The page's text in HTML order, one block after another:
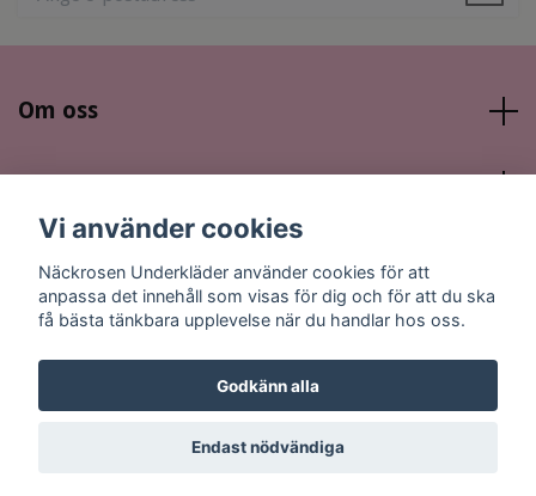
Om oss
Sociala medier
© 2026 Näckrosen Underkläder
Vi använder cookies
Näckrosen Underkläder använder cookies för att
anpassa det innehåll som visas för dig och för att du ska
få bästa tänkbara upplevelse när du handlar hos oss.
Godkänn alla
Endast nödvändiga